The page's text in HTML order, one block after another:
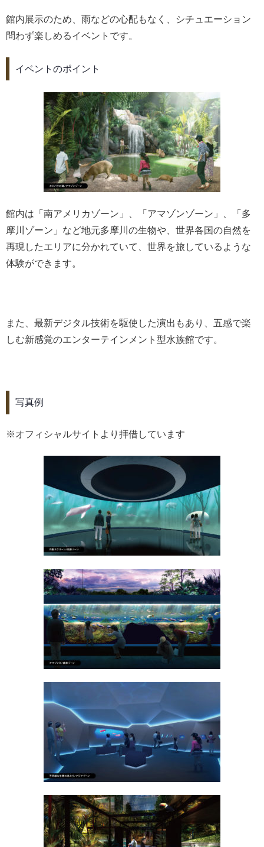
館内展示のため、雨などの心配もなく、シチュエーション
問わず楽しめるイベントです。
イベントのポイント
館内は「南アメリカゾーン」、「アマゾンゾーン」、「多
摩川ゾーン」など地元多摩川の生物や、世界各国の自然を
再現したエリアに分かれていて、世界を旅しているような
体験ができます。
また、最新デジタル技術を駆使した演出もあり、五感で楽
しむ新感覚のエンターテインメント型水族館です。
写真例
※オフィシャルサイトより拝借しています